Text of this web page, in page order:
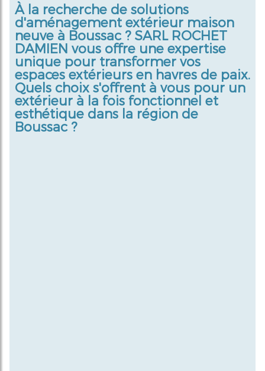
À la recherche de solutions
d'aménagement extérieur maison
neuve à Boussac ? SARL ROCHET
DAMIEN vous offre une expertise
unique pour transformer vos
espaces extérieurs en havres de paix.
Quels choix s'offrent à vous pour un
extérieur à la fois fonctionnel et
esthétique dans la région de
Boussac ?